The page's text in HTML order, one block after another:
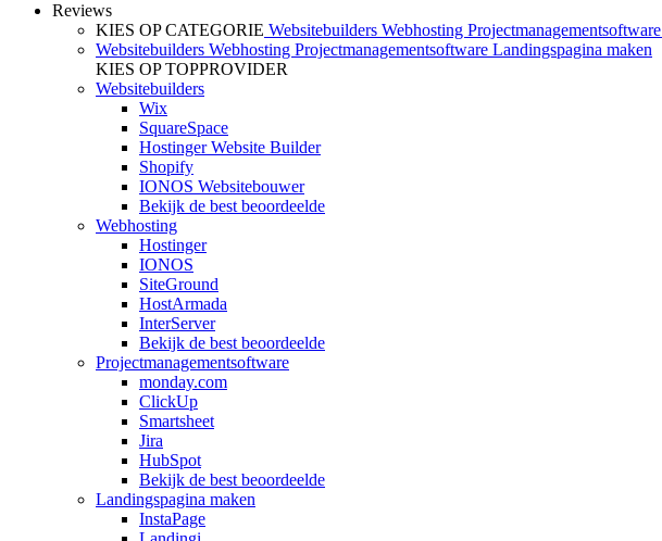
Reviews
KIES OP CATEGORIE Websitebuilders Webhosting Projectmanagementsoftware
Websitebuilders Webhosting Projectmanagementsoftware Landingspagina maken
KIES OP TOPPROVIDER
Websitebuilders
Wix
SquareSpace
Hostinger Website Builder
Shopify
IONOS Websitebouwer
Bekijk de best beoordeelde
Webhosting
Hostinger
IONOS
SiteGround
HostArmada
InterServer
Bekijk de best beoordeelde
Projectmanagementsoftware
monday.com
ClickUp
Smartsheet
Jira
HubSpot
Bekijk de best beoordeelde
Landingspagina maken
InstaPage